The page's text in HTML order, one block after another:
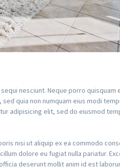
nesciunt. Neque porro quisquam
quia non numquam eius modi
adipisicing elit, sed do eiusmod
nisi ut aliquip ex ea commodo
dolore eu fugiat nulla pariatur.
deserunt mollit anim id est